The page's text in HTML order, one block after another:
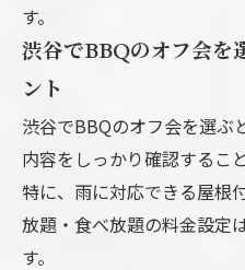
す。
渋谷でBBQのオフ会を
ント
渋谷でBBQのオフ会を選ぶ
内容をしっかり確認するこ
特に、雨に対応できる屋根
放題・食べ放題の料金設定
す。